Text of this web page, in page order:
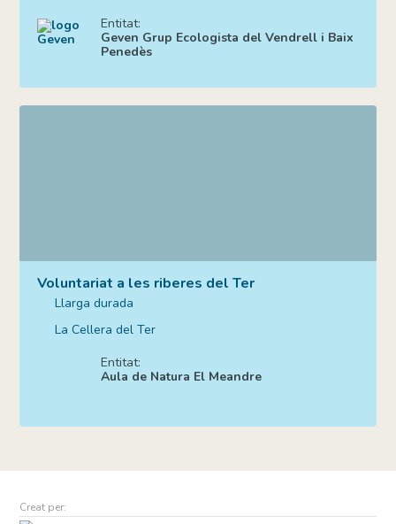
Entitat:
Geven Grup Ecologista del Vendrell i Baix
Penedès
Voluntariat a les riberes del Ter
Llarga durada
La Cellera del Ter
Entitat:
Aula de Natura El Meandre
Creat per: